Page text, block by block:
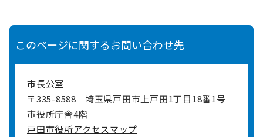
このページに関するお問い合わせ先
市長公室
〒335-8588
埼玉県戸田市上戸田1丁目18番1号
市役所庁舎4階
戸田市役所アクセスマップ